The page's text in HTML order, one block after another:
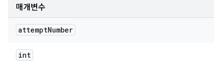
매개변수
attemptNumber
int